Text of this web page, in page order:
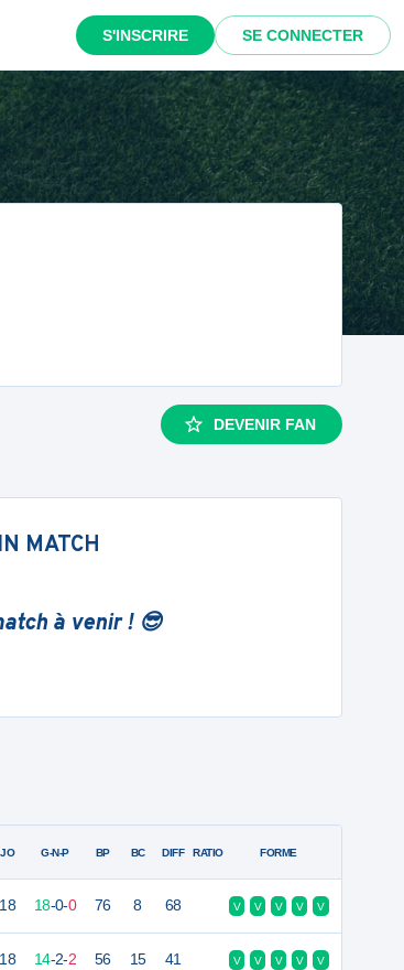
S'INSCRIRE SE CONNECTER
DEVENIR FAN
MATCH
à venir ! 😎
JO G-N-P BP BC DIFF RATIO FORME
18 18-0-0 76 8 68 V V V V V
18 14-2-2 56 15 41 V V V V V